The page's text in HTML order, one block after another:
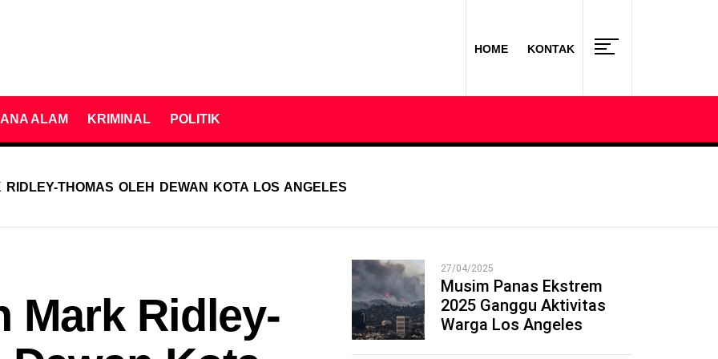
HOME KONTAK
ALAM KRIMINAL POLITIK
RIDLEY-THOMAS OLEH DEWAN KOTA LOS ANGELES
Mark Ridley-
1
27/04/2025
Musim Panas Ekstrem
2025 Ganggu Aktivitas
Warga Los Angeles